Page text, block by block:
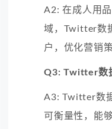
A2: 在成人用
域，Twitter数
户，优化营销
Q3: Twitter数
A3: Twitter数
可衡量性，能